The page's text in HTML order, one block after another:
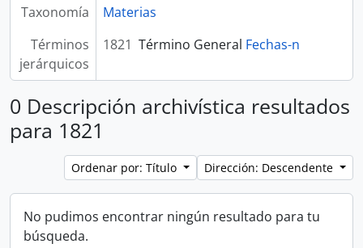
Taxonomía
Materias
Términos
jerárquicos
1821 Término General Fechas-n
0 Descripción archivística resultados
para 1821
Ordenar por: Título Dirección: Descendente
No pudimos encontrar ningún resultado para tu
búsqueda.